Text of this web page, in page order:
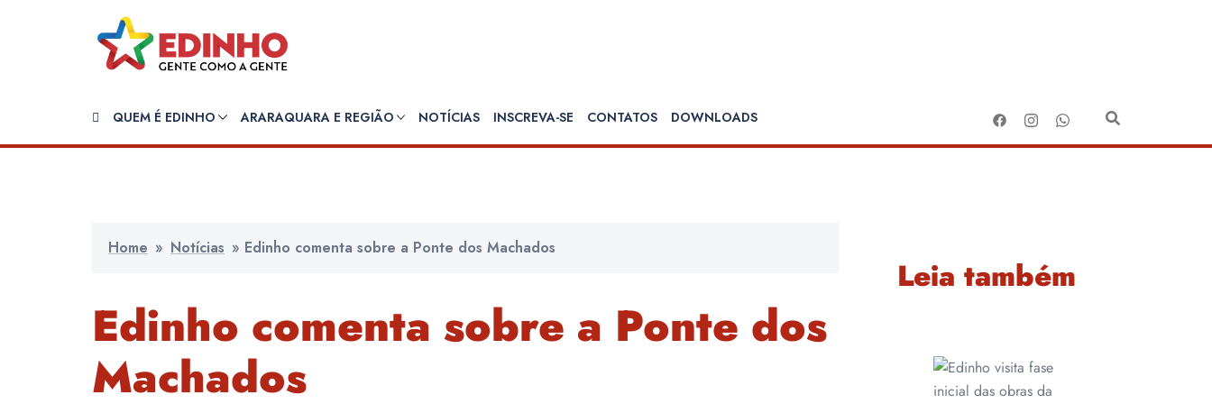
QUEM É EDINHO ARARAQUARA E REGIÃO NOTÍCIAS INSCREVA-SE CONTATOS DOWNLOADS
Home » Notícias » Edinho comenta sobre a Ponte dos Machados
Edinho comenta sobre a Ponte dos
Machados
Leia também